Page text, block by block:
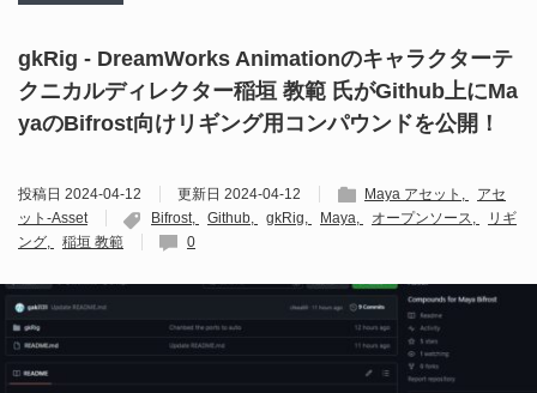
gkRig - DreamWorks Animationのキャラクターテ
クニカルディレクター稲垣 教範 氏がGithub上にMa
yaのBifrost向けリギング用コンパウンドを公開！
投稿日 2024-04-12 更新日 2024-04-12 Maya アセット
アセ
ット-Asset
Bifrost Github gkRig Maya オープンソース
リギ
ング
稲垣 教範 0